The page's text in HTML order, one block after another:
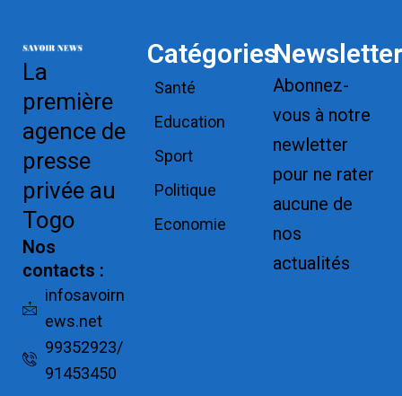
La
première
agence de
presse
privée au
Togo
Nos
contacts :
infosavoirn
ews.net
99352923/
91453450
Catégories
Santé
Education
Sport
Politique
Economie
Newsletter
Abonnez-
vous à notre
newletter
pour ne rater
aucune de
nos
actualités